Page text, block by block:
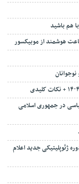
در جمهوری اسلامی
ژئوپلیتیکی جدید اعلام